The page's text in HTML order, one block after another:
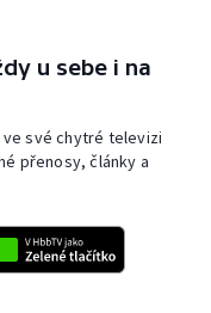
u sebe i na
ve své chytré televizi
přenosy, články a